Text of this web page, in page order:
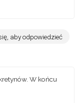
aby odpowiedzieć
W końcu